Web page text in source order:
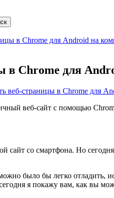
в Chrome для Android на
в Chrome для
веб-страницы в Chrome для
веб-сайт с помощью
сайт со смартфона. Но
было бы легко отладить,
я покажу вам, как вы